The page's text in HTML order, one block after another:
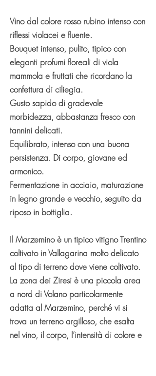
Vino dal colore rosso rubino intenso con
riflessi violacei e fluente.
Bouquet intenso, pulito, tipico con
eleganti profumi floreali di viola
mammola e fruttati che ricordano la
confettura di ciliegia.
Gusto sapido di gradevole
morbidezza, abbastanza fresco con
tannini delicati.
Equilibrato, intenso con una buona
persistenza. Di corpo, giovane ed
armonico.
Fermentazione in acciaio, maturazione
in legno grande e vecchio, seguito da
riposo in bottiglia.
Il Marzemino è un tipico vitigno Trentino
coltivato in Vallagarina molto delicato
al tipo di terreno dove viene coltivato.
La zona dei Ziresi è una piccola area
a nord di Volano particolarmente
adatta al Marzemino, perché vi si
trova un terreno argilloso, che esalta
nel vino, il corpo, l’intensità di colore e